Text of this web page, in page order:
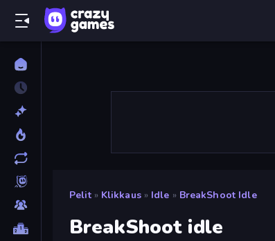
Pelit » Klikkaus » Idle » BreakShoot Idle
BreakShoot idle